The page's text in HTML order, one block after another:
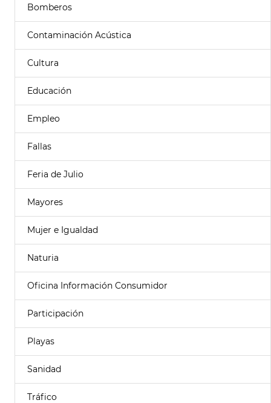
Bomberos
Contaminación Acústica
Cultura
Educación
Empleo
Fallas
Feria de Julio
Mayores
Mujer e Igualdad
Naturia
Oficina Información Consumidor
Participación
Playas
Sanidad
Tráfico